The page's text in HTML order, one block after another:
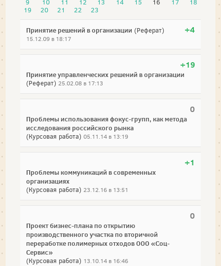
9
10 11 12 13 14 15 16 17
18
19
20 21 22 23
+4
Принятие решений в организации (Реферат)
15.12.09 в 18:17
+19
Принятие управленческих решений в организации
(Реферат) 25.02.08 в 17:13
0
Проблемы использования фокус-групп, как метода
исследования российского рынка
(Курсовая работа) 05.11.14 в 13:19
+1
Проблемы коммуникаций в современных
организациях
(Курсовая работа) 23.12.16 в 13:51
0
Проект бизнес-плана по открытию
производственного участка по вторичной
переработке полимерных отходов ООО «Соц-
Сервис»
(Курсовая работа) 13.10.14 в 16:46